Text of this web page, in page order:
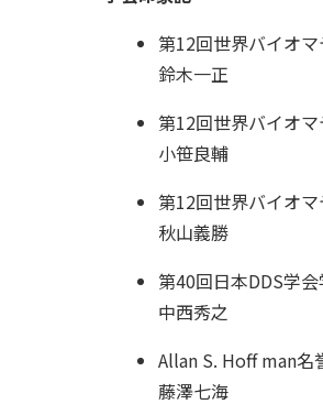
第12回世界バイオマ
鈴木一正
第12回世界バイオマ
小笹良輔
第12回世界バイオマ
秋山義勝
第40回日本DDS学
中西秀之
Allan S. Hoff man名
藤澤七海